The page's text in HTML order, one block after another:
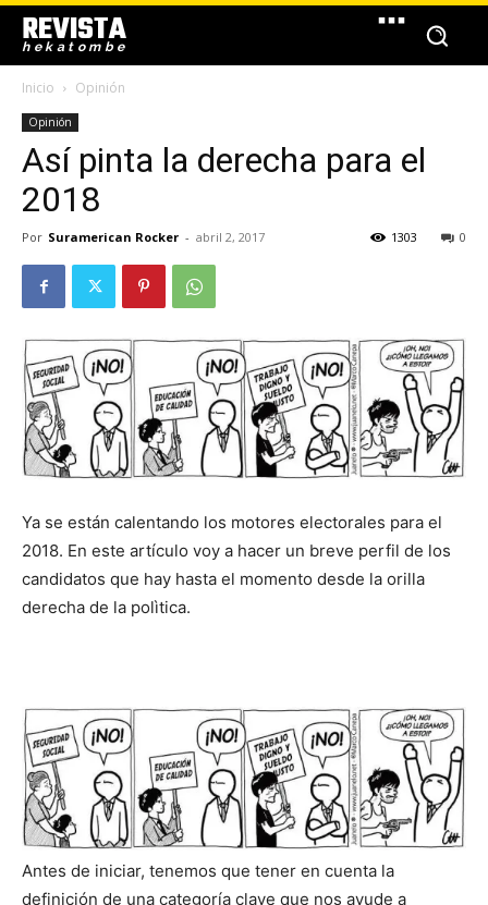
REVISTA
hekatombe
Inicio Opinión
Opinión
Así pinta la derecha para el
2018
Por Suramerican Rocker - abril 2, 2017 0
1303
Ya se están calentando los motores electorales para el
2018. En este artículo voy a hacer un breve perfil de los
candidatos que hay hasta el momento desde la orilla
derecha de la polìtica.
Antes de iniciar, tenemos que tener en cuenta la
definición de una categoría clave que nos ayude a